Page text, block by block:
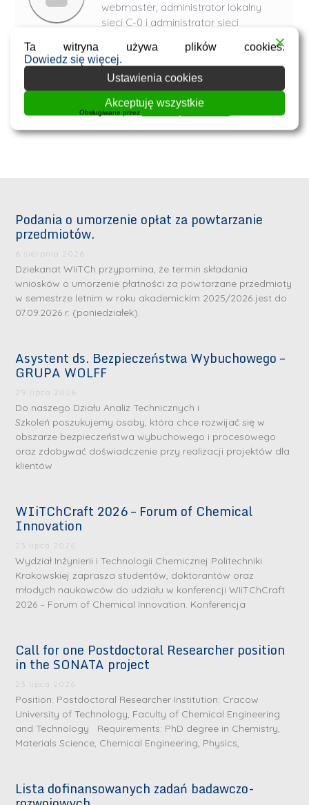
webmaster, administrator lokalny
sieci C-0 i administrator sieci
Kontakt:
tel.: +48 12 628 27 05
Wszystkie wpisy
Podania o umorzenie opłat za powtarzanie
przedmiotów.
6 sierpnia 2026
Dziekanat WIiTCh przypomina, że termin składania
wniosków o umorzenie płatności za powtarzane przedmioty
w semestrze letnim w roku akademickim 2025/2026 jest do
07.09.2026 r. (poniedziałek).
Asystent ds. Bezpieczeństwa Wybuchowego –
GRUPA WOLFF
29 lipca 2026
Do naszego Działu Analiz Technicznych i
Szkoleń poszukujemy osoby, która chce rozwijać się w
obszarze bezpieczeństwa wybuchowego i procesowego
oraz zdobywać doświadczenie przy realizacji projektów dla
klientów
WIiTChCraft 2026 – Forum of Chemical
Innovation
23 lipca 2026
Wydział Inżynierii i Technologii Chemicznej Politechniki
Krakowskiej zaprasza studentów, doktorantów oraz
młodych naukowców do udziału w konferencji WIiTChCraft
2026 – Forum of Chemical Innovation. Konferencja
Call for one Postdoctoral Researcher position
in the SONATA project
23 lipca 2026
Position: Postdoctoral Researcher Institution: Cracow
University of Technology, Faculty of Chemical Engineering
and Technology Requirements: PhD degree in Chemistry,
Materials Science, Chemical Engineering, Physics,
Lista dofinansowanych zadań badawczo-
Ta witryna używa plików cookies.
Dowiedz się więcej.
Ustawienia cookies
Akceptuję wszystkie
Obsługiwane przez WPLP Compliance Platform